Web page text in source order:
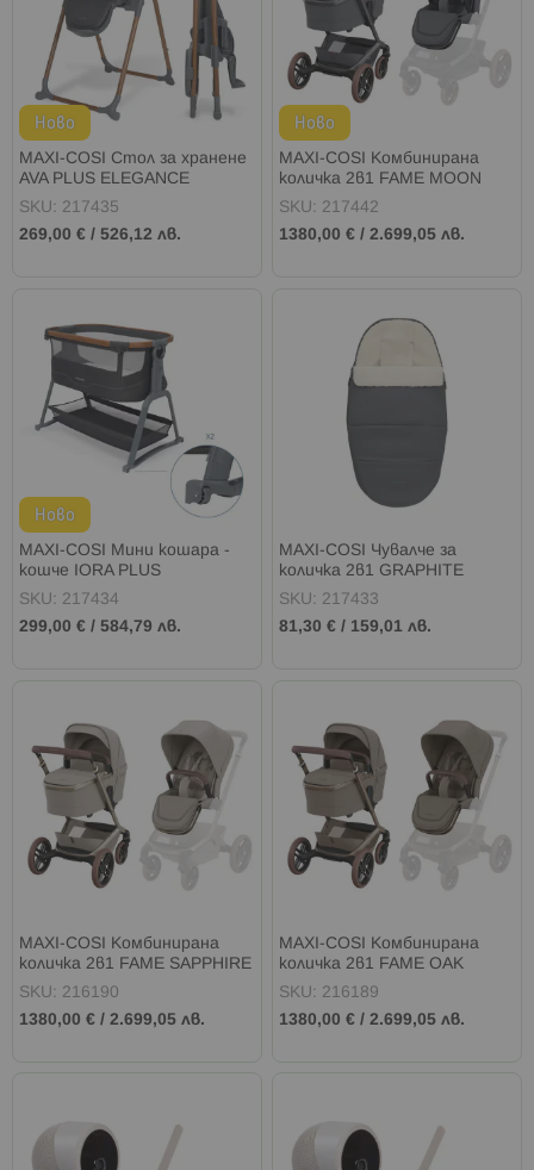
Ново
MAXI-COSI Стол за хранене
AVA PLUS ELEGANCE
GRAPHITE
SKU: 217435
269,00 € / 526,12 лв.
Ново
MAXI-COSI Комбинирана
количка 2в1 FAME MOON
GRAPHITE
SKU: 217442
1380,00 € /2.699,05 лв.
Ново
MAXI-COSI Мини кошара -
кошче IORA PLUS
ELEGANCE GRAPHITE
SKU: 217434
299,00 € / 584,79 лв.
MAXI-COSI Чувалче за
количка 2в1 GRAPHITE
SKU: 217433
81,30 € / 159,01 лв.
MAXI-COSI Комбинирана
количка 2в1 FAME SAPPHIRE
SAND
SKU: 216190
1380,00 € / 2.699,05 лв.
MAXI-COSI Комбинирана
количка 2в1 FAME OAK
TRUFFLE
SKU: 216189
1380,00 € /2.699,05 лв.